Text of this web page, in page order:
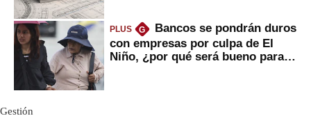
PLUS G
Bancos se pondrán duros
con empresas por culpa de El
Niño, ¿por qué será bueno para
Gestión